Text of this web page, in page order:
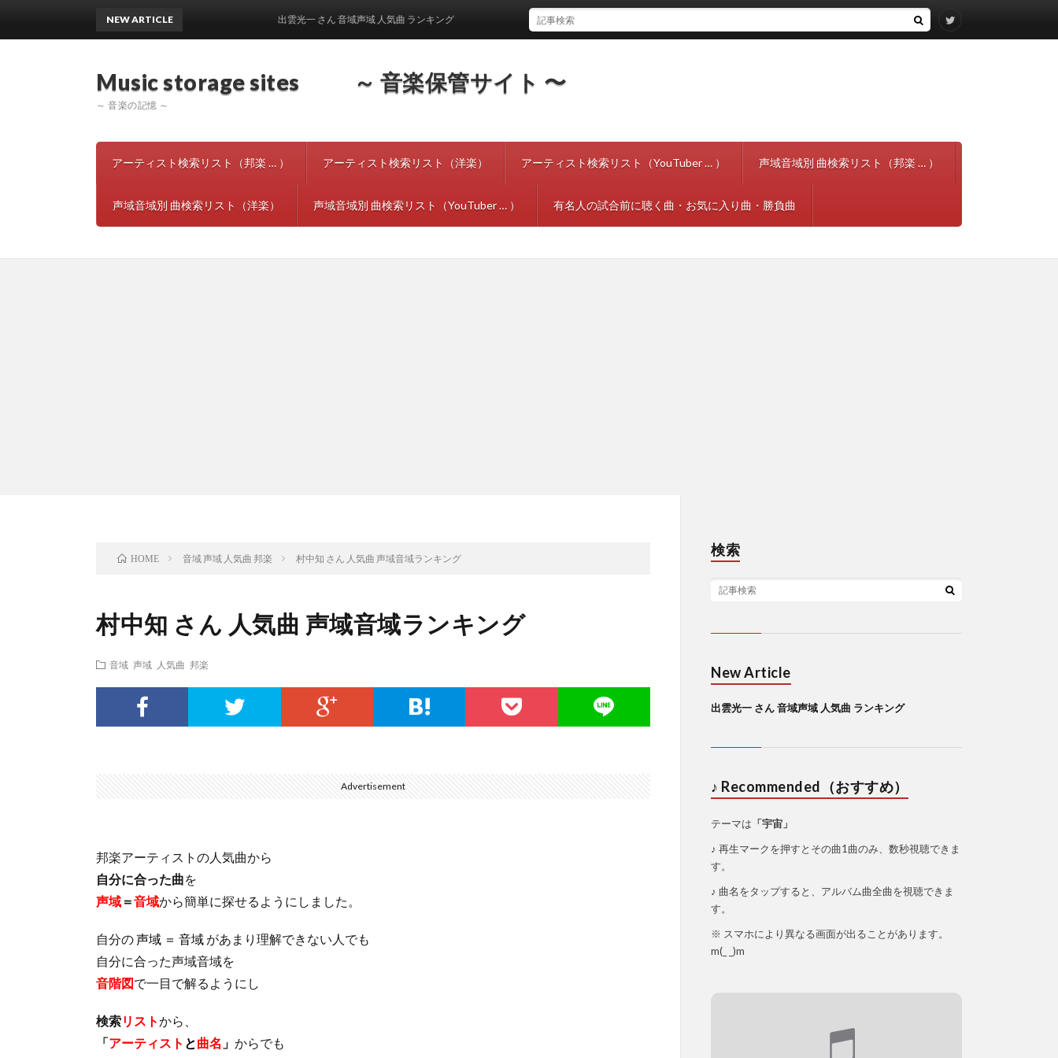
Music storage sites ～ 音楽保管サイト 〜
～ 音楽の記憶 ～
アーティスト検索リスト（邦楽 … ） アーティスト検索リスト（洋楽） アーティスト検索リスト（YouTuber … ） 声域音域別 曲検索リスト（邦楽 … ）
声域音域別 曲検索リスト（洋楽） 声域音域別 曲検索リスト（YouTuber … ） 有名人の試合前に聴く曲・お気に入り曲・勝負曲
NEW ARTICLE 出雲光一 さん 音域声域 人気曲 ランキング
HOME 音域 声域 人気曲 邦楽 村中知 さん 人気曲 声域音域ランキング
村中知 さん 人気曲 声域音域ランキング
音域 声域 人気曲 邦楽
Advertisement
邦楽アーティストの人気曲から
自分に合った曲を
声域＝音域から簡単に探せるようにしました。
自分の声域 ＝ 音域 があまり理解できない人でも
自分に合った声域音域を
音階図で一目で解るようにし
検索リストから、
「アーティスト と曲名 」 からでも
検索
New Article
出雲光一 さん 音域声域 人気曲 ランキング
♪ Recommended（おすすめ）
テーマは 「宇宙」
♪ 再生マークを押すとその曲1曲のみ、数秒視聴できま
す。
♪ 曲名をタップすると、アルバム曲全曲を視聴できま
す。
※ スマホにより異なる画面が出ることがあります。
m(_ _)m